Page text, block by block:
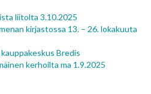
liitolta 3.10.2025
kirjastossa 13. – 26. lokakuuta
Bredis
kerhoilta ma 1.9.2025